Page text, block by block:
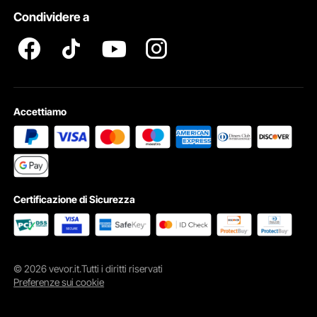
Condividere a
Accettiamo
Certificazione di Sicurezza
© 2026 vevor.it.Tutti i diritti riservati
Preferenze sui cookie